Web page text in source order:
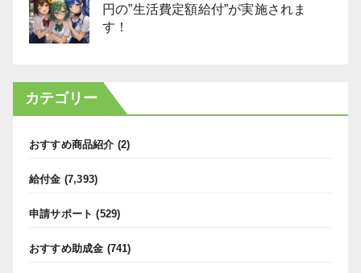
円の”生活費定額給付”が実施されま
す！
カテゴリー
おすすめ商品紹介 (2)
給付金 (7,393)
申請サポート (529)
おすすめ助成金 (741)